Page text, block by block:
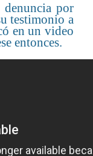
por
testimonio a
en un video
entonces.